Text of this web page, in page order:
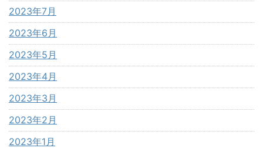
2023年7月
2023年6月
2023年5月
2023年4月
2023年3月
2023年2月
2023年1月